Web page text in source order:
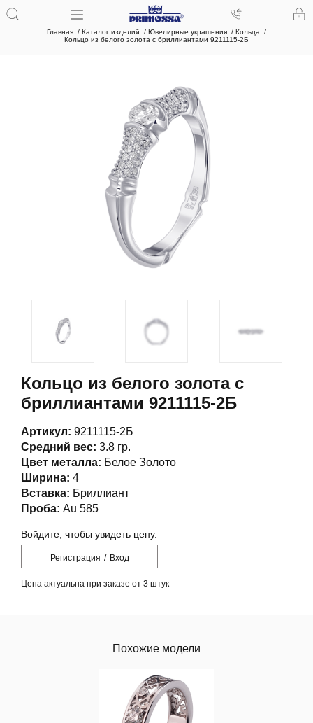
Главная Каталог изделий Ювелирные украшения
Кольца
Кольцо из белого золота с бриллиантами 9211115-2Б
Кольцо из белого золота с
бриллиантами 9211115-2Б
Артикул: 9211115-2Б
Средний вес: 3.8 гр.
Цвет металла: Белое Золото
Ширина: 4
Вставка: Бриллиант
Проба: Au 585
Войдите, чтобы увидеть цену.
Регистрация / Вход
Цена актуальна при заказе от 3 штук
Похожие модели